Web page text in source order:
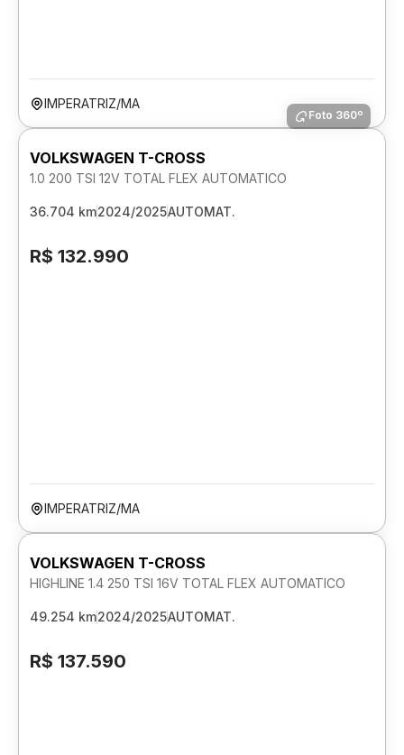
IMPERATRIZ/MA
Foto 360º
VOLKSWAGEN T-CROSS
1.0 200 TSI 12V TOTAL FLEX AUTOMATICO
36.704 km2024/2025AUTOMAT.
R$ 132.990
IMPERATRIZ/MA
VOLKSWAGEN T-CROSS
HIGHLINE 1.4 250 TSI 16V TOTAL FLEX AUTOMATICO
49.254 km2024/2025AUTOMAT.
R$ 137.590